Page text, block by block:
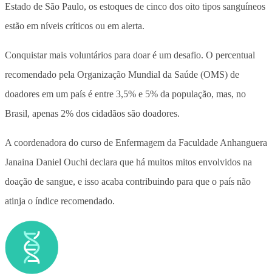
Estado de São Paulo, os estoques de cinco dos oito tipos sanguíneos
estão em níveis críticos ou em alerta.
Conquistar mais voluntários para doar é um desafio. O percentual
recomendado pela Organização Mundial da Saúde (OMS) de
doadores em um país é entre 3,5% e 5% da população, mas, no
Brasil, apenas 2% dos cidadãos são doadores.
A coordenadora do curso de Enfermagem da Faculdade Anhanguera
Janaina Daniel Ouchi declara que há muitos mitos envolvidos na
doação de sangue, e isso acaba contribuindo para que o país não
atinja o índice recomendado.